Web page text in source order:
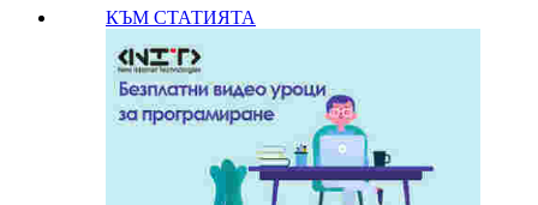
КЪМ СТАТИЯТА